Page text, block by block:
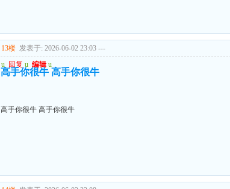
13楼 发表于: 2026-06-02 23:03 ---
u 回复 u 编辑 u
高手你很牛 高手你很牛
高手你很牛 高手你很牛